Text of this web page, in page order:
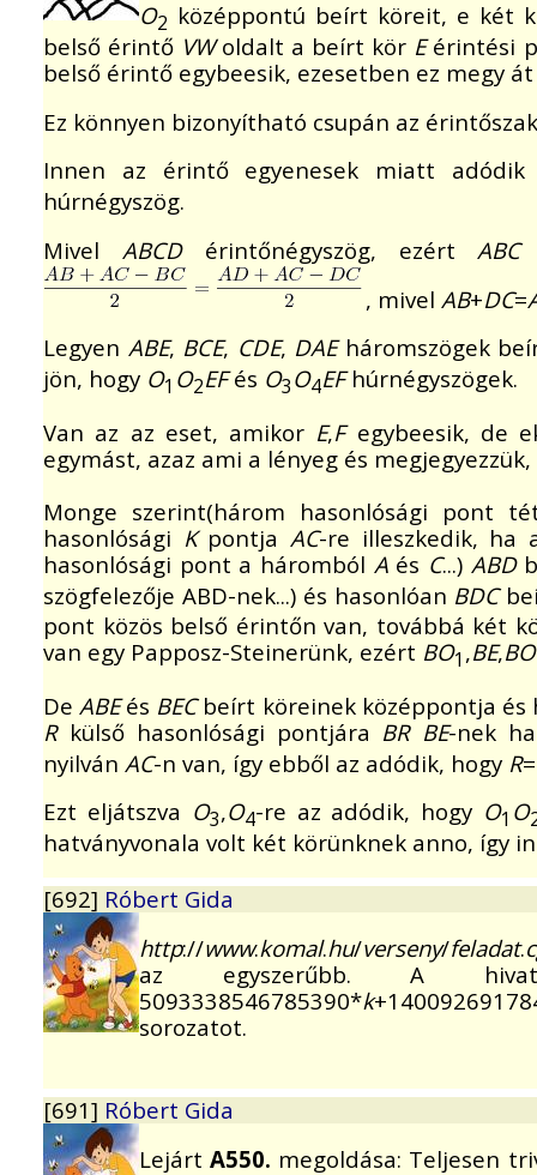
O2 középpontú beírt köreit, e két
belső érintő VWoldalt a beírt kör Eérintési
belső érintő egybeesik, ezesetben ez megy
Ez könnyen bizonyítható csupán az
Innen az érintő egyenesek miatt
húrnégyszög.
Mivel ABCDérintőnégyszög, ezértABC
, mivel AB+DC=
Legyen ABE, BCE, CDE, DAEháromszögek
jön, hogy O1 O2EFés O3O4EFhúrnégyszögek.
Van az az eset, amikor E,Fegybeesik, de
egymást, azaz ami a lényeg és
Monge szerint(három hasonlósági pont
hasonlósági KpontjaAC-re illeszkedik, ha
hasonlósági pont a háromból Aés C...) ABD
szögfelezője ABD-nek...) és hasonlóan BDC
pont közös belső érintőn van, továbbá két
van egy Papposz-Steinerünk, ezért BO1 ,BE,BO
DeABEés BECbeírt köreinek középpontja és
Rkülső hasonlósági pontjára BR BE-nek
nyilván AC-n van, így ebből az adódik, hogy R=
Ezt eljátszva O3,O4-re az adódik, hogy O1 O
hatványvonala volt két körünknek anno, így
[692] Róbert Gida
http://www.komal.hu/verseny/feladat.
az egyszerűbb. A
5093338546785390*k
sorozatot.
[691] Róbert Gida
LejártA550. megoldása: Teljesen